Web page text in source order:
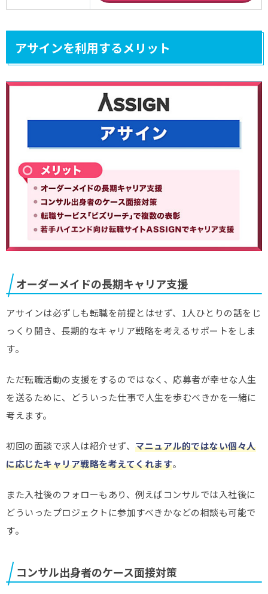
アサインを利用するメリット
オーダーメイドの長期キャリア支援
アサインは必ずしも転職を前提とはせず、1人ひとりの話をじ
っくり聞き、長期的なキャリア戦略を考えるサポートをしま
す。
ただ転職活動の支援をするのではなく、応募者が幸せな人生
を送るために、どういった仕事で人生を歩むべきかを一緒に
考えます。
初回の面談で求人は紹介せず、 マニュアル的ではない個々人
に応じたキャリア戦略を考えてくれます。
また入社後のフォローもあり、例えばコンサルでは入社後に
どういったプロジェクトに参加すべきかなどの相談も可能で
す。
コンサル出身者のケース面接対策